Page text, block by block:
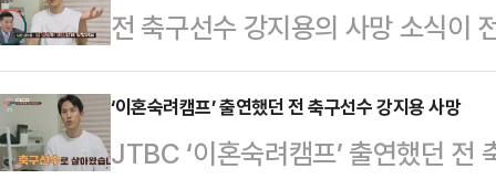
대법원장과 법원행정처장을 제외
판이다.한민수 대변인은…
삼은 이른바 '초당적 국민후보'가
능성에 이목이 쏠린다.22일 정치
로 다가온 대선 국면에서 새민주당
을 긍정적으로 전망했다. 그는 이
전 축구선수 강지용의 사망 소식이
했던 가정사가 다시 주목받고 있다
프’에 아내 이다은씨와 함께 출연
직하게 털어놨다.당시 강지용은 극
‘이혼숙려캠프’ 출연했던 전 축구선수 강지용 사망
JTBC ‘이혼숙려캠프’ 출연했던